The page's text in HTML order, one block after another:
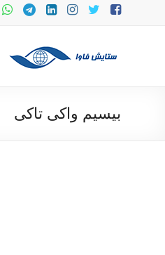
ستایش
شرق
بیسیم واکی تاکی